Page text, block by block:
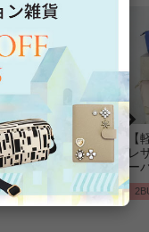
8mm玉マジョルカパ
ール×キュービック
ジルコニアフラワー
ネックレス/1021016
【
レ
ー